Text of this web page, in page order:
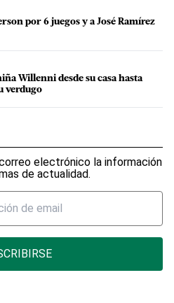
por 6 juegos y a José Ramírez
Willenni desde su casa hasta
verdugo
electrónico la información
de actualidad.